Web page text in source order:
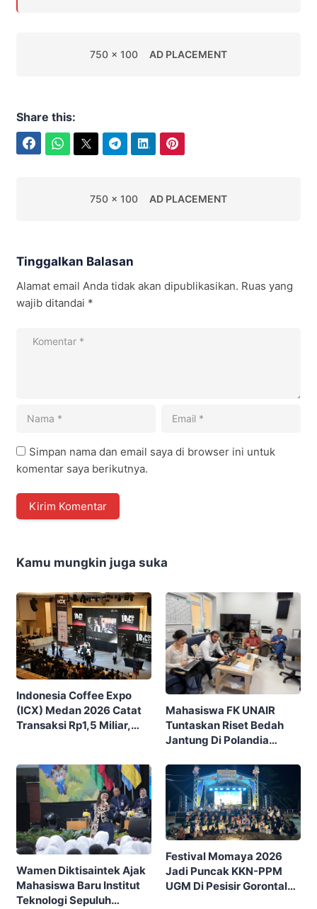
750 x 100 AD PLACEMENT
Share this:
750 x 100 AD PLACEMENT
Tinggalkan Balasan
Alamat email Anda tidak akan dipublikasikan. Ruas yang
wajib ditandai *
Simpan nama dan email saya di browser ini untuk
komentar saya berikutnya.
Kamu mungkin juga suka
Indonesia Coffee Expo
(ICX) Medan 2026 Catat
Transaksi Rp1,5 Miliar,
Mahasiswa FK UNAIR
Tuntaskan Riset Bedah
Jantung Di Polandia
SCORE
Wamen Diktisaintek Ajak
Mahasiswa Baru Institut
Teknologi Sepuluh
Festival Momaya 2026
Jadi Puncak KKN-PPM
UGM Di Pesisir Gorontalo,